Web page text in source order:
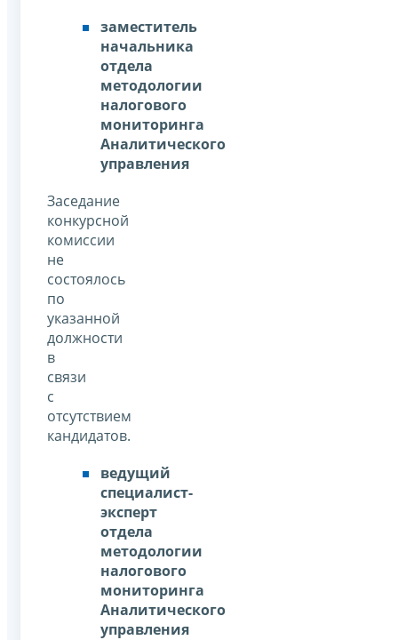
заместитель
начальника
отдела
методологии
налогового
мониторинга
Аналитического
управления
Заседание
конкурсной
комиссии
не
состоялось
по
указанной
должности
в
связи
с
отсутствием
кандидатов.
ведущий
специалист-
эксперт
отдела
методологии
налогового
мониторинга
Аналитического
управления